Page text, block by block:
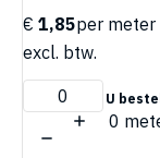
€ 1,85per meter
excl. btw.
U
0